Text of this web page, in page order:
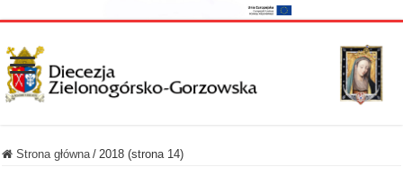
Strona główna / 2018 (strona 14)